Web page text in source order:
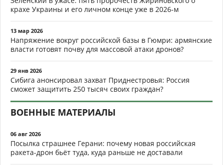
крахе Украины и его личном конце уже в 2026-м
13 мар 2026
Напряжение вокруг российской базы в Гюмри: армянские
власти готовят почву для массовой атаки дронов?
29 янв 2026
Сибига анонсировал захват Приднестровья: Россия
сможет защитить 250 тысяч своих граждан?
ВОЕННЫЕ МАТЕРИАЛЫ
06 авг 2026
Посылка страшнее Герани: почему новая российская
ракета-дрон бьёт туда, куда раньше не доставали